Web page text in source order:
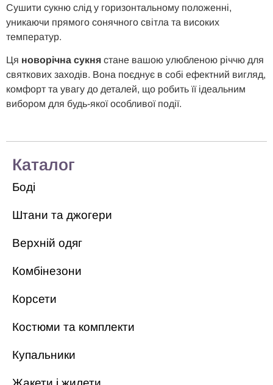
Сушити сукню слід у горизонтальному положенні,
уникаючи прямого сонячного світла та високих
температур.
Ця новорічна сукня стане вашою улюбленою річчю для
святкових заходів. Вона поєднує в собі ефектний вигляд,
комфорт та увагу до деталей, що робить її ідеальним
вибором для будь-якої особливої події.
Каталог
Боді
Штани та джогери
Верхній одяг
Комбінезони
Корсети
Костюми та комплекти
Купальники